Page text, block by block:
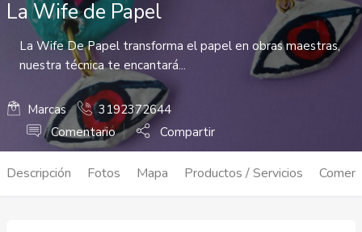
La Wife de Papel
La Wife De Papel transforma el papel en obras maestras,
nuestra técnica te encantará...
Marcas
3192372644
Comentario
Compartir
Descripción Fotos Mapa Productos / Servicios